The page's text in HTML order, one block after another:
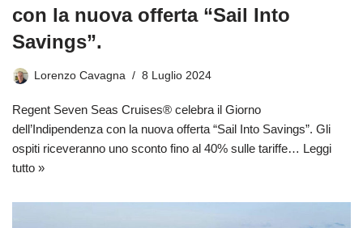
con la nuova offerta “Sail Into
Savings”.
Lorenzo Cavagna 8 Luglio 2024
Regent Seven Seas Cruises® celebra il Giorno
dell’Indipendenza con la nuova offerta “Sail Into Savings”. Gli
ospiti riceveranno uno sconto fino al 40% sulle tariffe… Leggi
tutto »